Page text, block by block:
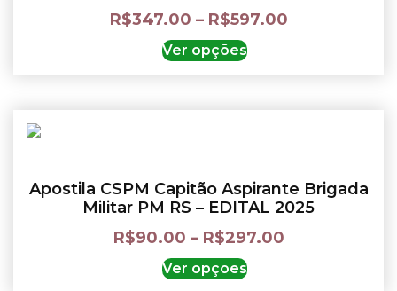
R$347.00 – R$597.00
Ver opções
Apostila CSPM Capitão Aspirante Brigada
Militar PM RS – EDITAL 2025
R$90.00 – R$297.00
Ver opções